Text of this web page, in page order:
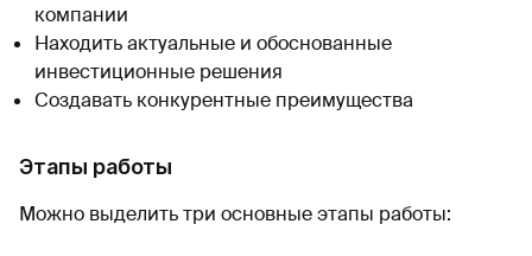
компании
Находить актуальные и обоснованные
инвестиционные решения
Создавать конкурентные преимущества
Этапы работы
Можно выделить три основные этапы работы: